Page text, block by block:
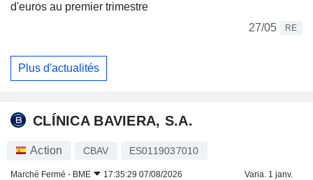
d'euros au premier trimestre
27/05
RE
Plus d'actualités
CLÍNICA BAVIERA, S.A.
Action CBAV ES0119037010
Marché Fermé - BME 17:35:29 07/08/2026 Varia. 1 janv.